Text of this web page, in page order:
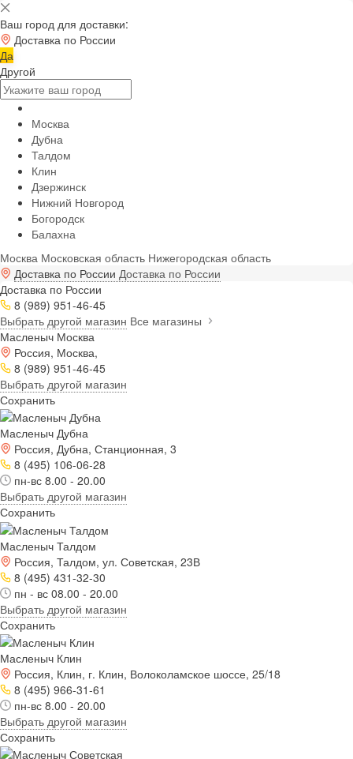
Ваш город для доставки:
Доставка по России
Да
Другой
Москва
Дубна
Талдом
Клин
Дзержинск
Нижний Новгород
Богородск
Балахна
Москва Московская область Нижегородская область
Доставка по России Доставка по России
Доставка по России
8 (989) 951-46-45
Выбрать другой магазин Все магазины
Масленыч Москва
Россия, Москва,
8 (989) 951-46-45
Выбрать другой магазин
Сохранить
Масленыч Дубна
Россия, Дубна, Станционная, 3
8 (495) 106-06-28
пн-вс 8.00 - 20.00
Выбрать другой магазин
Сохранить
Масленыч Талдом
Россия, Талдом, ул. Советская, 23В
8 (495) 431-32-30
пн - вс 08.00 - 20.00
Выбрать другой магазин
Сохранить
Масленыч Клин
Россия, Клин, г. Клин, Волоколамское шоссе, 25/18
8 (495) 966-31-61
пн-вс 8.00 - 20.00
Выбрать другой магазин
Сохранить